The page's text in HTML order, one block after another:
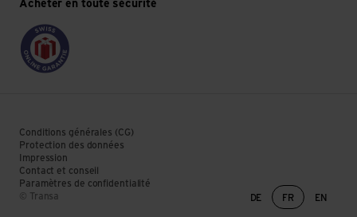
Acheter en toute sécurité
© Transa
Conditions générales (CG)
Protection des données
Impression
Contact et conseil
Paramètres de confidentialité
Changement de
DE FR EN